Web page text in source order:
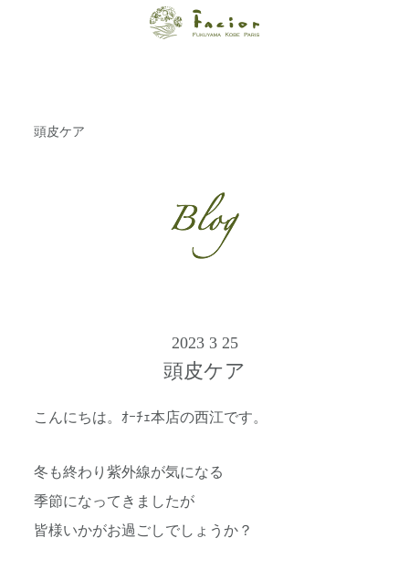
輝く美をトータ
ルでご提案しま
す。
頭皮ケア
2023 3 25
頭皮ケア
こんにちは。ｵｰﾁｪ本店の西江です。
冬も終わり紫外線が気になる
季節になってきましたが
皆様いかがお過ごしでしょうか？